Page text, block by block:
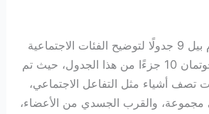
guttman.sav. قدم بيل 9 جدولًا لتوضيح الفئات الاجتماعية
المحتملة. استخدم جوتمان 10 جزءًا من هذا الجدول، حيث تم
تصف أشياء مثل التفاعل الاجتماعي،
مجموعة، والقرب الجسدي من الأعضاء،